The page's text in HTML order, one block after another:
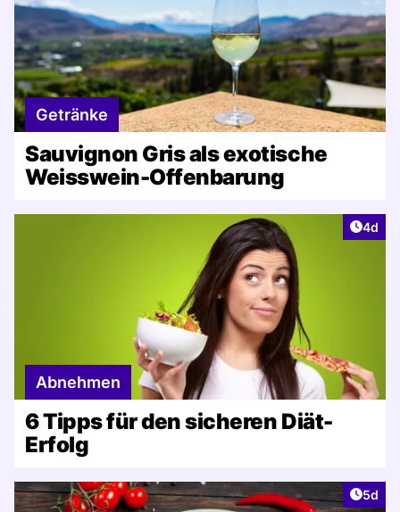
Getränke
Sauvignon Gris als exotische
Weisswein-Offenbarung
4d
Abnehmen
6 Tipps für den sicheren Diät-
Erfolg
5d